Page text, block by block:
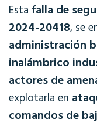
Esta falla de
2024-20418, se
administración
inalámbrico
actores de
explotarla en
comandos de